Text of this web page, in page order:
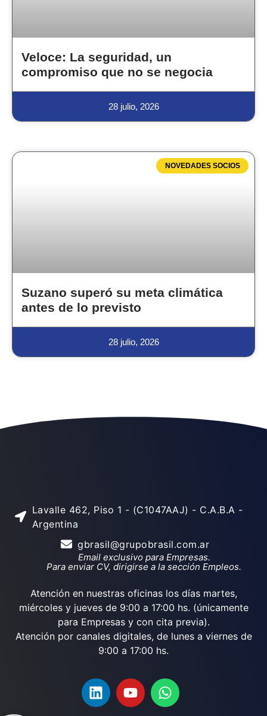
Veloce: La seguridad, un
compromiso que no se negocia
28 julio, 2026
NOVEDADES SOCIOS
Suzano superó su meta climática
antes de lo previsto
28 julio, 2026
Lavalle 462, Piso 1 - (C1047AAJ) - C.A.B.A -
Argentina
gbrasil@grupobrasil.com.ar
Email exclusivo para Empresas.
Para enviar CV, dirigirse a la sección Empleos.
Atención en nuestras oficinas los días martes,
miércoles y jueves de 9:00 a 17:00 hs. (únicamente
para Empresas y con cita previa).
Atención por canales digitales, de lunes a viernes de
9:00 a 17:00 hs.